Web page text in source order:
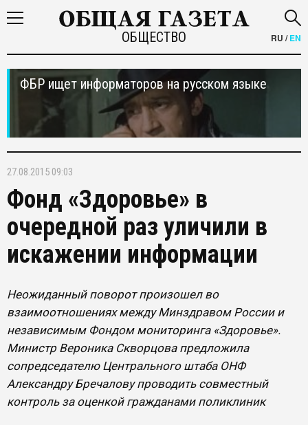
ОБЩЕСТВО RU /EN
ФБР ищет информаторов на русском языке
27.08.2015 09:03
Фонд «Здоровье» в
очередной раз уличили в
искажении информации
Неожиданный поворот произошел во
взаимоотношениях между Минздравом России и
независимым Фондом мониторинга «Здоровье».
Министр Вероника Скворцова предложила
сопредседателю Центрального штаба ОНФ
Александру Бречалову проводить совместный
контроль за оценкой гражданами поликлиник